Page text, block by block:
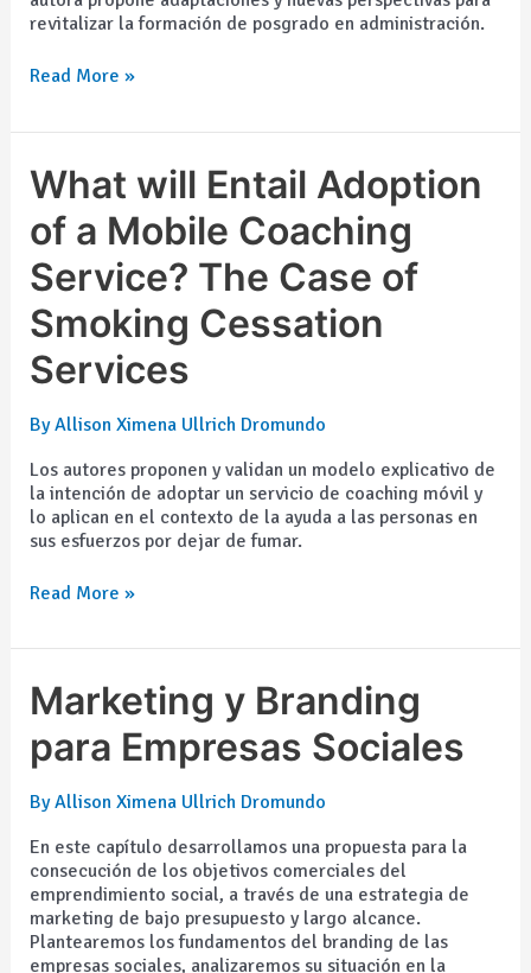
revitalizar la formación de posgrado en administración.
Read More »
What will Entail Adoption
of a Mobile Coaching
Service? The Case of
Smoking Cessation
Services
ByAllison Ximena Ullrich Dromundo
Los autores proponen y validan un modelo explicativo de
la intención de adoptar un servicio de coaching móvil y
lo aplican en el contexto de la ayuda a las personas en
sus esfuerzos por dejar de fumar.
What
will
Entail
Adoption
of
a
Mobile
Coaching
Service?
The
of
Cessation
Services
Read More »
Marketing y Branding
para Empresas Sociales
ByAllison Ximena Ullrich Dromundo
En este capítulo desarrollamos una propuesta para la
consecución de los objetivos comerciales del
emprendimiento social, a través de una estrategia de
marketing de bajo presupuesto y largo alcance.
Plantearemos los fundamentos del branding de las
empresas sociales, analizaremos su situación en la
Marketing
y
Branding
para
Sociales